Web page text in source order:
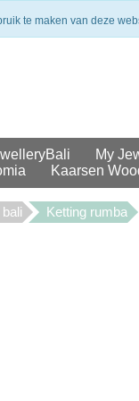
Uit voorraad
My
Kaarsen
Ketting rumba
te maken van deze